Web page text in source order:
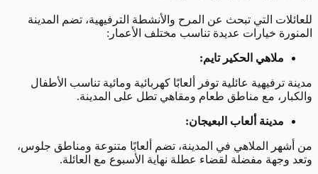
للعائلات التي تبحث عن المرح والأنشطة الترفيهية، تضم المدينة
المنورة خيارات عديدة تناسب مختلف الأعمار:
ملاهي الحكير تايم:
مدينة ترفيهية عائلية توفر ألعابًا كهربائية ومائية تناسب الأطفال
والكبار، مع مناطق طعام ومقاهي تطل على المدينة.
مدينة ألعاب البعيجان:
من أشهر الملاهي في المدينة، تضم ألعابًا متنوعة ومناطق جلوس،
وتعد وجهة مفضلة لقضاء عطلة نهاية الأسبوع مع العائلة.